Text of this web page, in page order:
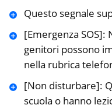
Questo segnale
[Emergenza SOS]:
genitori possono
nella rubrica
[Non disturbare]:
scuola o hanno